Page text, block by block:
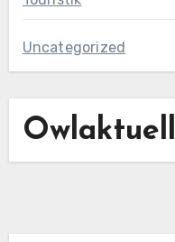
Uncategorized
Owlaktuell